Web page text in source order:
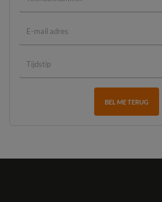
BEL ME TERUG